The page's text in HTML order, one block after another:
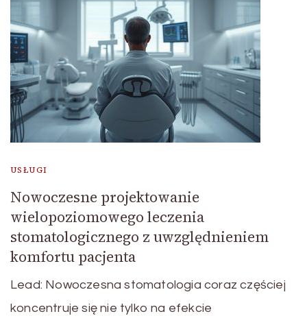
USŁUGI
Nowoczesne projektowanie
wielopoziomowego leczenia
stomatologicznego z uwzględnieniem
komfortu pacjenta
Lead: Nowoczesna stomatologia coraz częściej
koncentruje się nie tylko na efekcie